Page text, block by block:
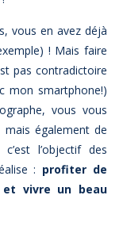
vous en avez déjà
! Mais faire
pas contradictoire
mon smartphone!)
vous vous
mais également de
l’objectif des
: profiter de
et vivre un beau